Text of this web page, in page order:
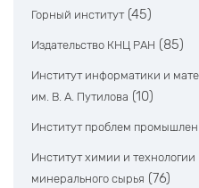
Горный институт (45)
Издательство КНЦ РАН (85)
Институт информатики и
им. В. А. Путилова (10)
Институт проблем
Институт химии и
минерального сырья (76)